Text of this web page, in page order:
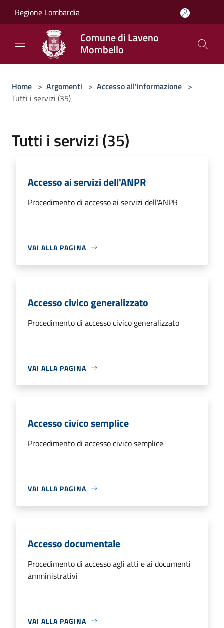
Regione Lombardia
Comune di Laveno
Mombello
Home > Argomenti > Accesso all'informazione >
Tutti i servizi (35)
Tutti i servizi (35)
Accesso ai servizi dell'ANPR
Procedimento di accesso ai servizi dell'ANPR
VAI ALLA PAGINA
Accesso civico generalizzato
Procedimento di accesso civico generalizzato
VAI ALLA PAGINA
Accesso civico semplice
Procedimento di accesso civico semplice
VAI ALLA PAGINA
Accesso documentale
Procedimento di accesso agli atti e ai documenti
amministrativi
VAI ALLA PAGINA